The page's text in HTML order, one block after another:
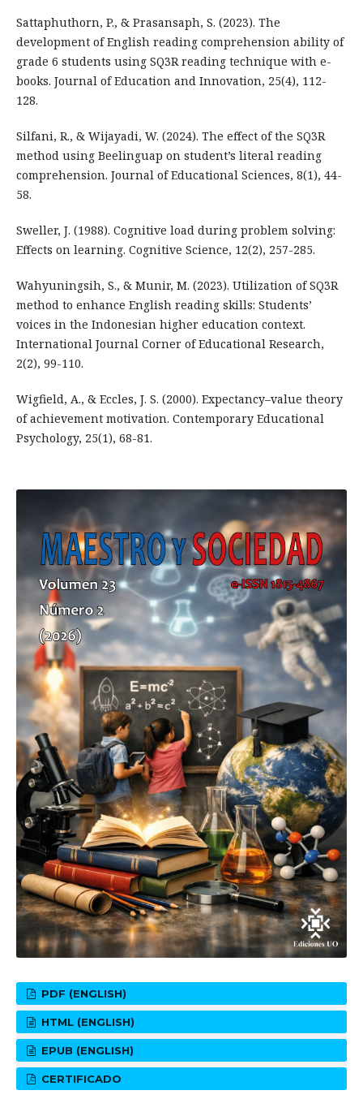
Sattaphuthorn, P., & Prasansaph, S. (2023). The
development of English reading comprehension ability of
grade 6 students using SQ3R reading technique with e-
books. Journal of Education and Innovation, 25(4), 112-
128.
Silfani, R., & Wijayadi, W. (2024). The effect of the SQ3R
method using Beelinguap on student’s literal reading
comprehension. Journal of Educational Sciences, 8(1), 44-
58.
Sweller, J. (1988). Cognitive load during problem solving:
Effects on learning. Cognitive Science, 12(2), 257-285.
Wahyuningsih, S., & Munir, M. (2023). Utilization of SQ3R
method to enhance English reading skills: Students’
voices in the Indonesian higher education context.
International Journal Corner of Educational Research,
2(2), 99-110.
Wigfield, A., & Eccles, J. S. (2000). Expectancy–value theory
of achievement motivation. Contemporary Educational
Psychology, 25(1), 68-81.
PDF (ENGLISH)
HTML (ENGLISH)
EPUB (ENGLISH)
CERTIFICADO